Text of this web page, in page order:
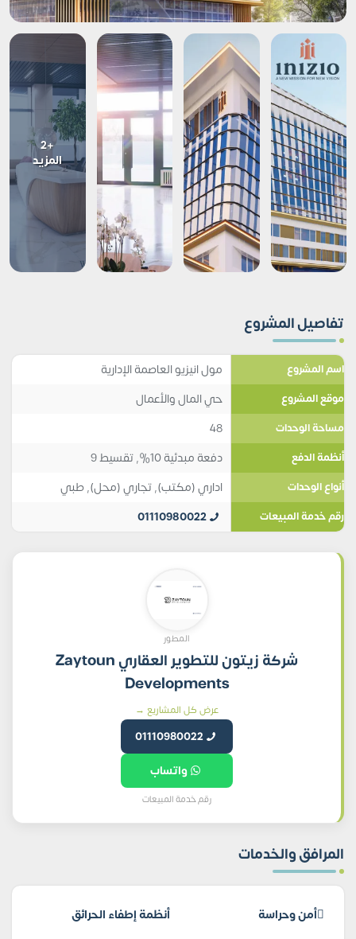
+2
المزيد
تفاصيل المشروع
اسم المشروع مول انيزيو العاصمة الإدارية
موقع المشروع حي المال والأعمال
مساحة الوحدات 48
أنظمة الدفع دفعة مبدئية 10%, تقسيط 9
أنواع الوحدات اداري (مكتب),تجاري (محل),طبي
رقم خدمة المبيعات 01110980022
المطور
شركة زيتون للتطوير العقاري Zaytoun
Developments
عرض كل المشاريع →
01110980022
واتساب
رقم خدمة المبيعات
المرافق والخدمات
أمن وحراسة
أنظمة إطفاء الحرائق